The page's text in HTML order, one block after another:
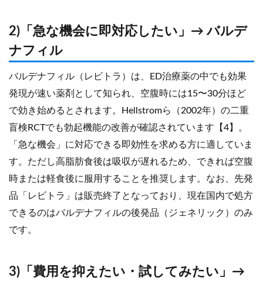
2)「急な機会に即対応したい」→ バルデ
ナフィル
バルデナフィル（レビトラ）は、ED治療薬の中でも効果
発現が速い薬剤として知られ、空腹時には15〜30分ほど
で効き始めるとされます。Hellstromら（2002年）の二重
盲検RCTでも勃起機能の改善が確認されています【4】。
「急な機会」に対応できる即効性を求める方に適していま
す。ただし高脂肪食後は吸収が遅れるため、できれば空腹
時または軽食後に服用することを推奨します。なお、先発
品「レビトラ」は販売終了となっており、現在国内で処方
できるのはバルデナフィルの後発品（ジェネリック）のみ
です。
3)「費用を抑えたい・試してみたい」→